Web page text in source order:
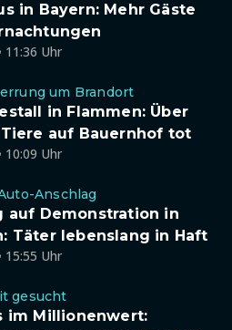
in Bayern: Mehr Gäste
11:36 Uhr
um Brandort
in Flammen: Über
auf Bauernhof tot
10:09 Uhr
Anschlag
auf Demonstration in
Täter lebenslang in Haft
15:55 Uhr
gesucht
im Millionenwert: